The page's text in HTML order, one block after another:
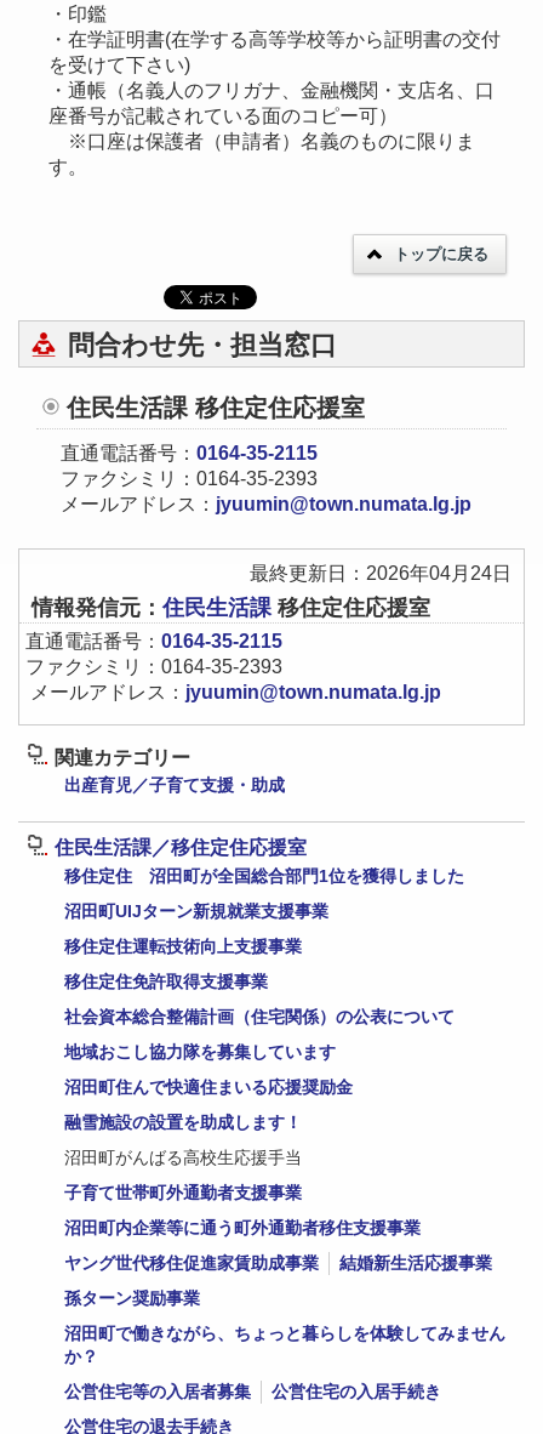
・印鑑
・在学証明書(在学する高等学校等から証明書の交付
を受けて下さい)
・通帳（名義人のフリガナ、金融機関・支店名、口
座番号が記載されている面のコピー可）
※口座は保護者（申請者）名義のものに限りま
す。
トップに戻る
問合わせ先・担当窓口
住民生活課 移住定住応援室
直通電話番号： 0164-35-2115
ファクシミリ：0164-35-2393
メールアドレス： jyuumin@town.numata.lg.jp
最終更新日：2026年04月24日
情報発信元：住民生活課 移住定住応援室
直通電話番号： 0164-35-2115
ファクシミリ：0164-35-2393
メールアドレス： jyuumin@town.numata.lg.jp
関連カテゴリー
出産育児／子育て支援・助成
住民生活課／移住定住応援室
移住定住 沼田町が全国総合部門1位を獲得しました
沼田町UIJターン新規就業支援事業
移住定住運転技術向上支援事業
移住定住免許取得支援事業
社会資本総合整備計画（住宅関係）の公表について
地域おこし協力隊を募集しています
沼田町住んで快適住まいる応援奨励金
融雪施設の設置を助成します！
沼田町がんばる高校生応援手当
子育て世帯町外通勤者支援事業
沼田町内企業等に通う町外通勤者移住支援事業
ヤング世代移住促進家賃助成事業
結婚新生活応援事業
孫ターン奨励事業
沼田町で働きながら、ちょっと暮らしを体験してみません
か？
公営住宅等の入居者募集
公営住宅の入居手続き
公営住宅の退去手続き